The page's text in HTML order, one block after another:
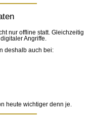
nur offline statt. Gleichzeitig
Angriffe.
deshalb auch bei:
heute wichtiger denn je.